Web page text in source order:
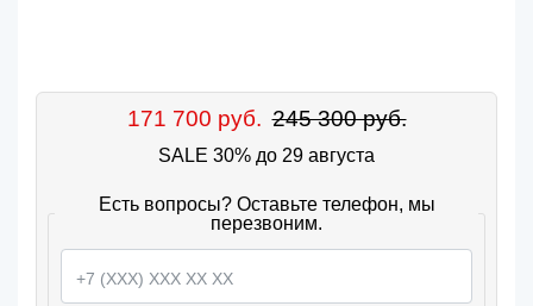
171 700 руб. 245 300 руб.
SALE 30% до 29 августа
Есть вопросы? Оставьте телефон, мы
перезвоним.